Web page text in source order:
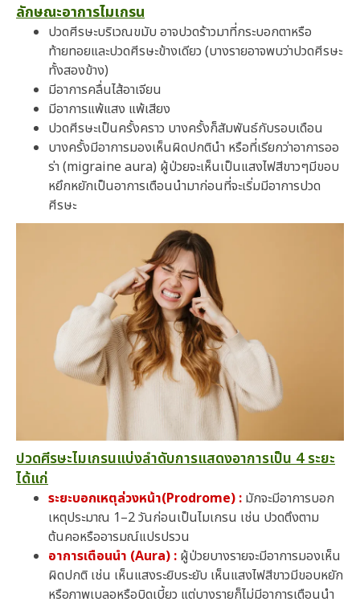
ลักษณะอาการไมเกรน
ปวดศีรษะบริเวณขมับ อาจปวดร้าวมาที่กระบอกตาหรือ
ท้ายทอยและปวดศีรษะข้างเดียว (บางรายอาจพบว่าปวดศีรษะ
ทั้งสองข้าง)
มีอาการคลื่นไส้อาเจียน
มีอาการแพ้แสง แพ้เสียง
ปวดศีรษะเป็นครั้งคราว บางครั้งก็สัมพันธ์กับรอบเดือน
บางครั้งมีอาการมองเห็นผิดปกตินำ หรือที่เรียกว่าอาการออ
ร่า (migraine aura) ผู้ป่วยจะเห็นเป็นแสงไฟสีขาวๆมีขอบ
หยึกหยักเป็นอาการเตือนนำมาก่อนที่จะเริ่มมีอาการปวด
ศีรษะ
ปวดศีรษะไมเกรนแบ่งลำดับการแสดงอาการเป็น 4 ระยะ
ได้แก่
ระยะบอกเหตุล่วงหน้า(Prodrome) : มักจะมีอาการบอก
เหตุประมาณ 1–2 วันก่อนเป็นไมเกรน เช่น ปวดตึงตาม
ต้นคอหรืออารมณ์แปรปรวน
อาการเตือนนำ (Aura) : ผู้ป่วยบางรายจะมีอาการมองเห็น
ผิดปกติ เช่น เห็นแสงระยิบระยับ เห็นแสงไฟสีขาวมีขอบหยัก
หรือภาพเบลอหรือบิดเบี้ยว แต่บางรายก็ไม่มีอาการเตือนนำ